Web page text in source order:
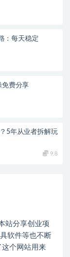
：每天稳定
免费分享
5年从业者拆解玩
9.8
站分享创业项
软件等也不断
这个网站用来